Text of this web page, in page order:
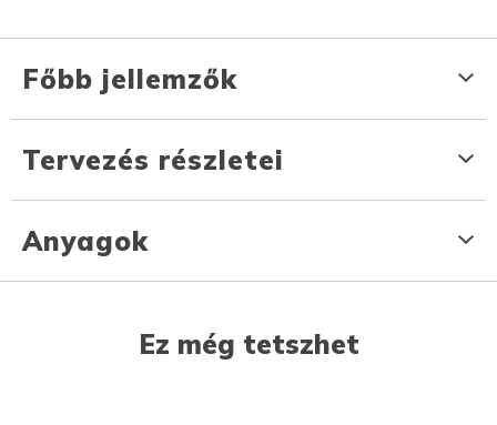
Főbb jellemzők
Tervezés részletei
Anyagok
Ez még tetszhet